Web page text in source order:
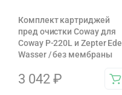
Комплект картриджей
пред очистки Coway для
Coway P-220L и Zepter Edel
Wasser / без мембраны
3 042 ₽